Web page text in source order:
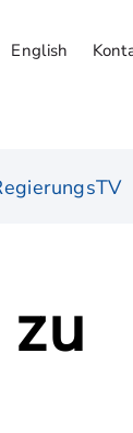
English